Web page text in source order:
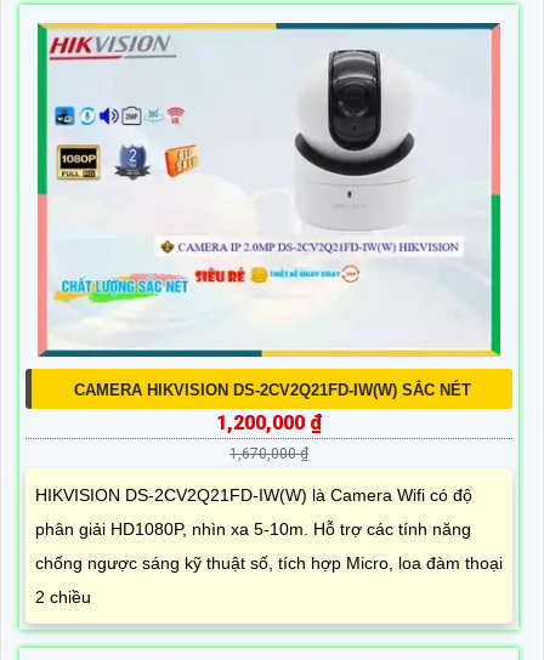
CAMERA HIKVISION DS-2CV2Q21FD-IW(W) SẮC NÉT
1,200,000 ₫
1,670,000 ₫
HIKVISION DS-2CV2Q21FD-IW(W) là Camera Wifi có độ
phân giải HD1080P, nhìn xa 5-10m. Hỗ trợ các tính năng
chống ngược sáng kỹ thuật số, tích hợp Micro, loa đàm thoại
2 chiều